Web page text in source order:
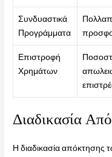
Συνδυαστικά
Προγράμματα
Επιστροφή
Χρημάτων
Διαδικασία
Η διαδικασία απόκτησης